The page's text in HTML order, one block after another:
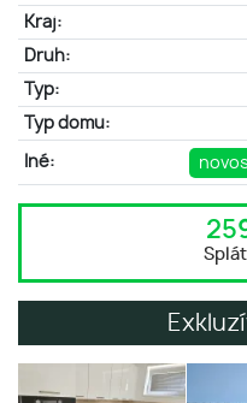
Kraj:
Druh:
Typ:
Typ domu:
Iné: